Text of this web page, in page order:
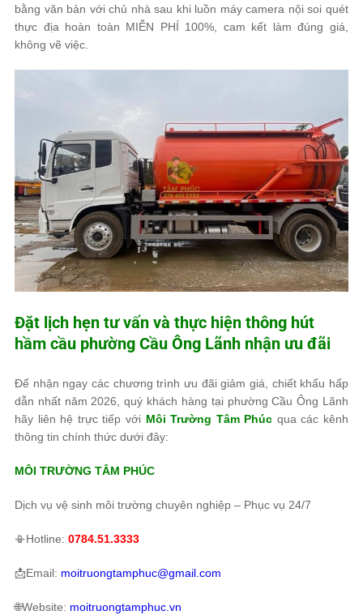
bằng văn bản với chủ nhà sau khi luồn máy camera nội soi quét
thực địa hoàn toàn MIỄN PHÍ 100%, cam kết làm đúng giá,
không vẽ việc.
Đặt lịch hẹn tư vấn và thực hiện thông hút
hầm cầu phường Cầu Ông Lãnh nhận ưu đãi
Để nhận ngay các chương trình ưu đãi giảm giá, chiết khấu hấp
dẫn nhất năm 2026, quý khách hàng tại phường Cầu Ông Lãnh
hãy liên hệ trực tiếp với Môi Trường Tâm Phúc qua các kênh
thông tin chính thức dưới đây:
MÔI TRƯỜNG TÂM PHÚC
Dịch vụ vệ sinh môi trường chuyên nghiệp – Phục vụ 24/7
📳Hotline: 0784.51.3333
📩Email: moitruongtamphuc@gmail.com
🌐Website: moitruongtamphuc.vn